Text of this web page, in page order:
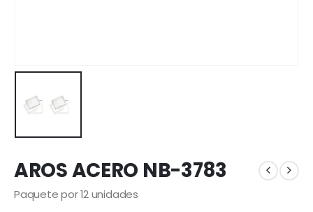
AROS ACERO NB-3783
Paquete por 12 unidades